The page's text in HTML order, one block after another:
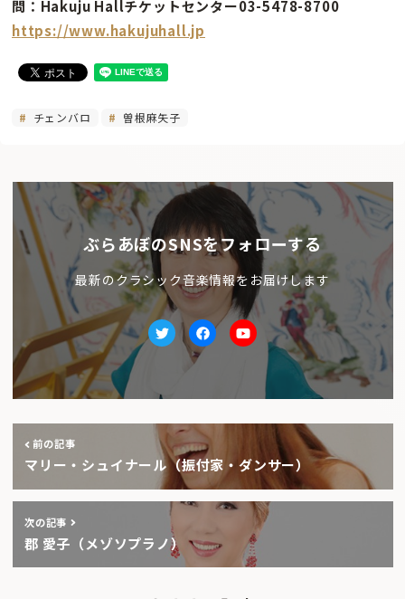
問：Hakuju Hallチケットセンター03-5478-8700
https://www.hakujuhall.jp
チェンバロ 曽根麻矢子
ぶらあぼのSNSをフォローする
最新のクラシック音楽情報をお届けします
TwitterfacebookYoutube
前の記事
マリー・シュイナール（振付家・ダンサー）
次の記事
郡 愛子（メゾソプラノ）